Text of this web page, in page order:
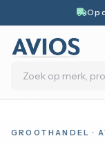
Op
Zoeken
GROOTHANDEL ·